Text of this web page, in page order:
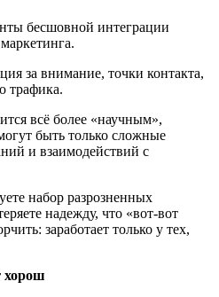
бесшовной интеграции
за внимание, точки контакта,
трафика.
всё более «научным»,
быть только сложные
и взаимодействий с
набор разрозненных
надежду, что «вот-вот
заработает только у тех,
хорош